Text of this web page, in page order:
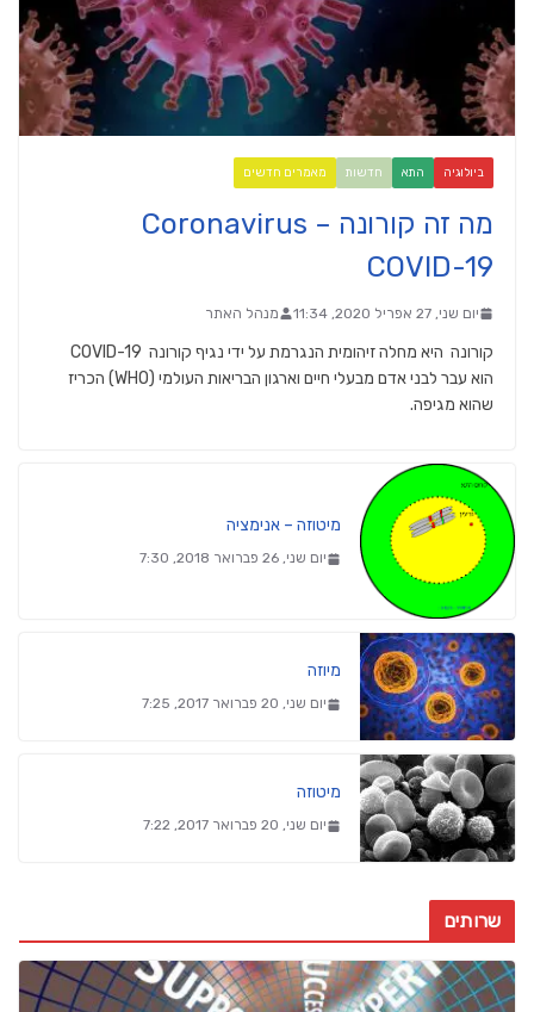
ביולוגיה התא חדשות מאמרים חדשים
מה זה קורונה Coronavirus –
COVID-19
יום שני, 27 אפריל 2020, 11:34 מנהל האתר
הוא עבר לבני אדם מבעלי חיים וארגון הבריאות העולמי (WHO) הכריז
שהוא מגיפה.
מיטוזה – אנימציה
יום שני, 26 פברואר 2018, 7:30
מיוזה
יום שני, 20 פברואר 2017, 7:25
מיטוזה
יום שני, 20 פברואר 2017, 7:22
שרותים